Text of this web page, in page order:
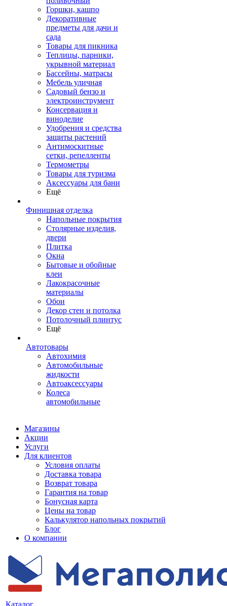
Горшки, кашпо
Декоративные
предметы для дачи и
сада
Товары для пикника
Теплицы, парники,
укрывной материал
Бассейны, матрасы
Мебель уличная
Садовый бензо и
электроинструмент
Консервация и
виноделие
Удобрения и средства
защиты растений
Антимоскитные
сетки, репелленты
Термометры
Товары для туризма
Аксессуары для бани
Ещё
Финишная отделка
Напольные покрытия
Столярные изделия,
двери
Плитка
Окна
Бытовые и обойные
клеи
Лакокрасочные
материалы
Обои
Декор стен и потолка
Потолочный плинтус
Ещё
Автотовары
Автохимия
Автомобильные
жидкости
Автоаксессуары
Колеса
автомобильные
Магазины
Акции
Услуги
Для клиентов
Условия оплаты
Доставка товара
Возврат товара
Гарантия на товар
Бонусная карта
Цены на товар
Калькулятор напольных покрытий
Блог
О компании
Каталог